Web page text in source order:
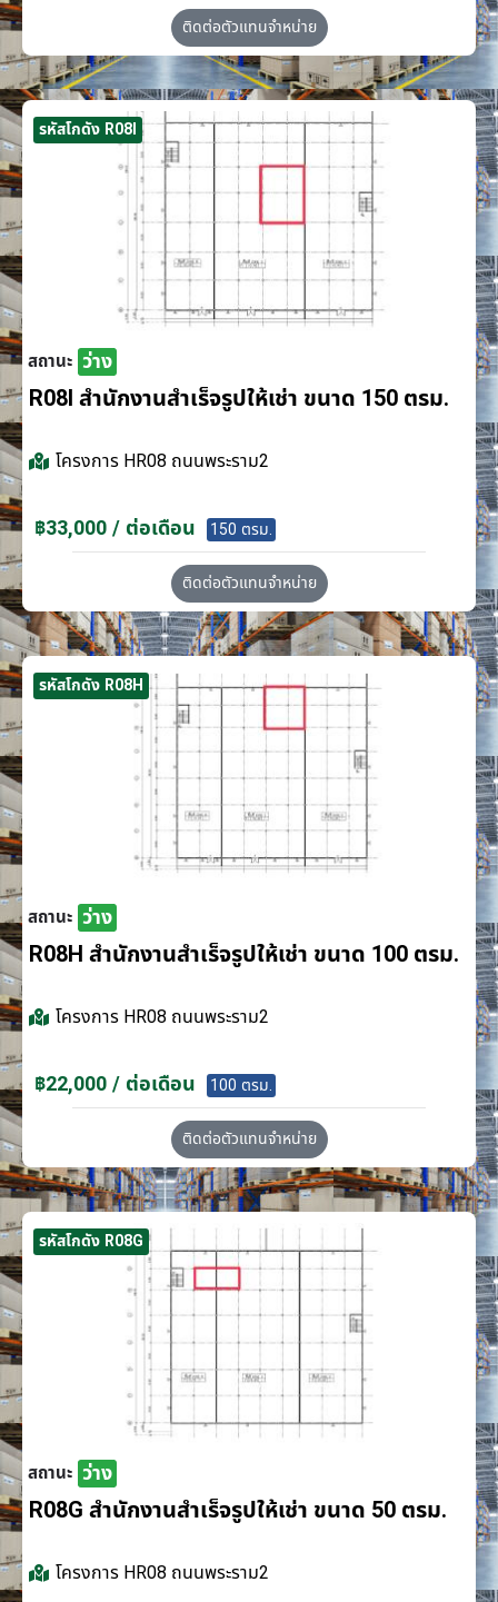
ติดต่อตัวแทนจำหน่าย
รหัสโกดัง R08I
สถานะ ว่าง
R08I สำนักงานสำเร็จรูปให้เช่า ขนาด 150 ตรม.
โครงการ HR08 ถนนพระราม2
฿33,000 / ต่อเดือน 150 ตรม.
ติดต่อตัวแทนจำหน่าย
รหัสโกดัง R08H
สถานะ ว่าง
R08H สำนักงานสำเร็จรูปให้เช่า ขนาด 100 ตรม.
โครงการ HR08 ถนนพระราม2
฿22,000 / ต่อเดือน 100 ตรม.
ติดต่อตัวแทนจำหน่าย
รหัสโกดัง R08G
สถานะ ว่าง
R08G สำนักงานสำเร็จรูปให้เช่า ขนาด 50 ตรม.
โครงการ HR08 ถนนพระราม2